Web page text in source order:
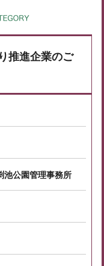
推進企業のご
公園管理事務所